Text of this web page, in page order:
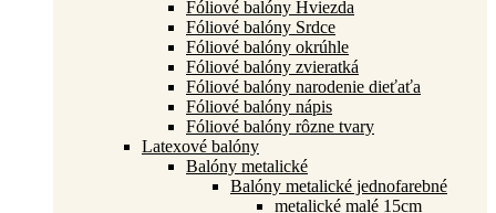
Fóliové balóny Hviezda
Fóliové balóny Srdce
Fóliové balóny okrúhle
Fóliové balóny zvieratká
Fóliové balóny narodenie dieťaťa
Fóliové balóny nápis
Fóliové balóny rôzne tvary
Latexové balóny
Balóny metalické
Balóny metalické jednofarebné
metalické malé 15cm